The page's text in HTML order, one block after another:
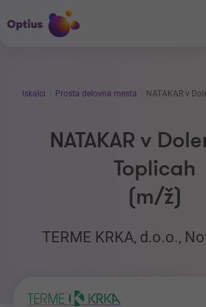
Iskalci Prosta delovna mesta NATAKAR v
NATAKAR v
Toplicah
(m/ž)
TERME KRKA, d.o.o.,